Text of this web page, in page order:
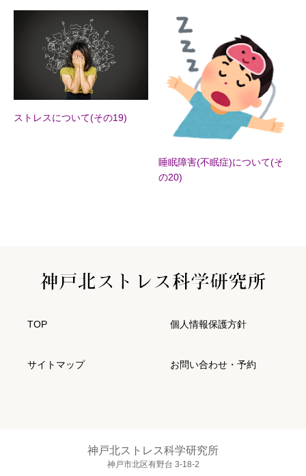
ストレスについて(その19)
睡眠障害(不眠症)について(そ
の20)
TOP 個人情報保護方針
サイトマップ お問い合わせ・予約
神戸北ストレス科学研究所
神戸市北区有野台 3-18-2